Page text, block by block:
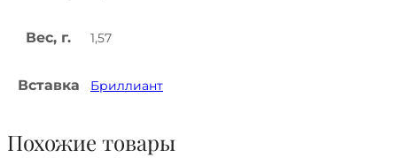
Вес, г. 1,57
Вставка Бриллиант
Похожие товары